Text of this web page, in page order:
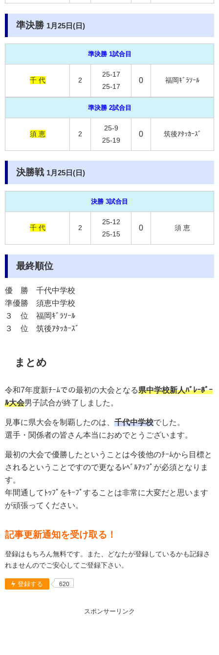
準決勝 1月25日(日)
準決勝 1試合目
千 代 2
25-17
25-17
0 福岡ｷﾞﾗｿｰﾙ
準決勝 2試合目
須 恵 2
25-9
25-19
0 筑後ｱﾀｯｶｰｽﾞ
決勝戦 1月25日(日)
決勝 3試合目
千 代 2
25-12
25-15
0 須 恵
最終順位
優 勝 千代中学校
準優勝 須恵中学校
３ 位 福岡ｷﾞﾗｿｰﾙ
３ 位 筑後ｱﾀｯｶｰｽﾞ
まとめ
令和7年度新ﾁｰﾑでの最初の大会となる県中学校新人ﾊﾞﾚｰﾎﾞｰ
ﾙ大会男子試合が終了しました。
見事に県大会を制覇したのは、 千代中学校でした。
選手・関係者の皆さん本当におめでとうございます。
最初の大会で優勝したということは今後他のﾁｰﾑから目標と
されるということですので更なるﾚﾍﾞﾙｱｯﾌﾟが必須となりま
す。
年間通してﾄｯﾌﾟをｷｰﾌﾟすることは非常に大変だと思います
が頑張ってください。
記事更新通知を受け取る！
登録はもちろん無料です。また、どなたが登録しているかも記録さ
れませんのでご安心してご登録下さい。
登録する 620
スポンサーリンク